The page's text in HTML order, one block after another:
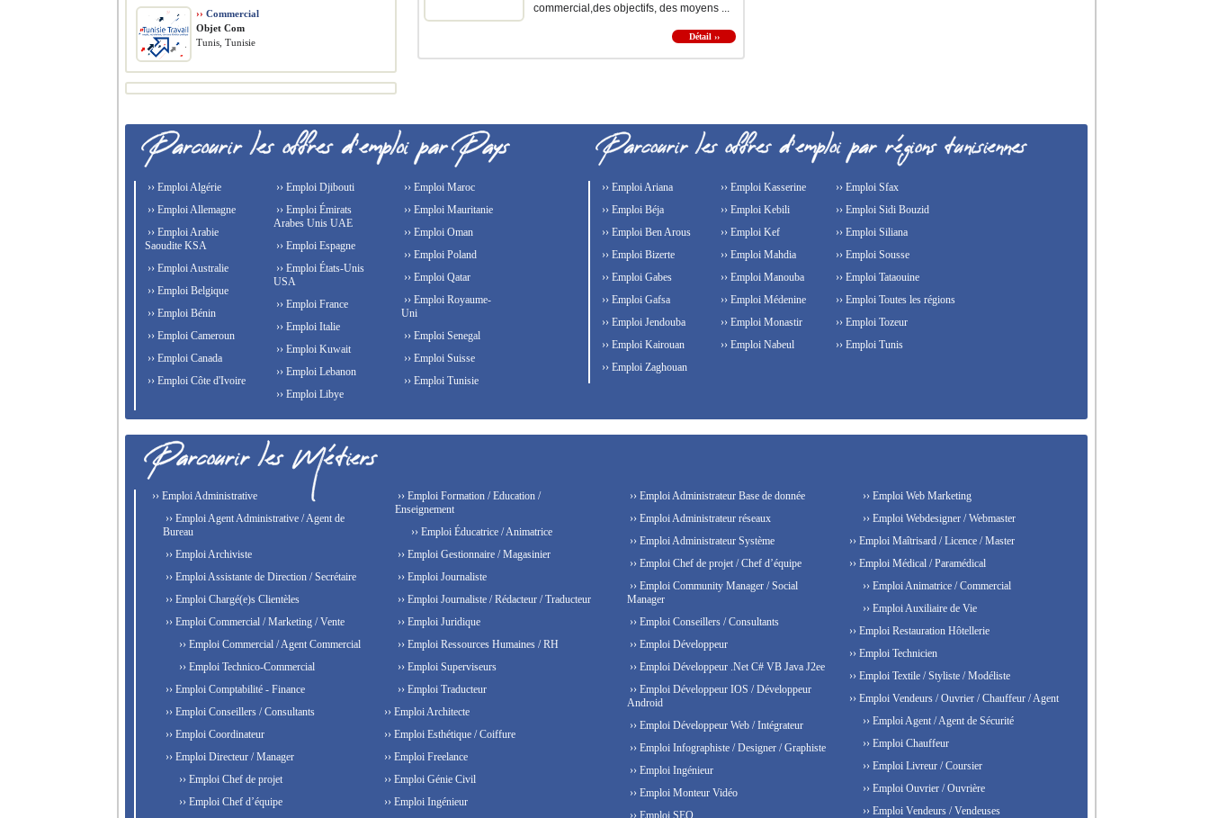
commercial,des objectifs, des moyens ...
Détail ››
›› Commercial
Objet Com
Tunis, Tunisie
›› Emploi Algérie
›› Emploi Allemagne
›› Emploi Arabie
Saoudite KSA
›› Emploi Australie
›› Emploi Belgique
›› Emploi Bénin
›› Emploi Cameroun
›› Emploi Canada
›› Emploi Côte d'Ivoire
›› Emploi Djibouti
›› Emploi Émirats
Arabes Unis UAE
›› Emploi Espagne
›› Emploi États-Unis
USA
›› Emploi France
›› Emploi Italie
›› Emploi Kuwait
›› Emploi Lebanon
›› Emploi Libye
›› Emploi Maroc
›› Emploi Mauritanie
›› Emploi Oman
›› Emploi Poland
›› Emploi Qatar
›› Emploi Royaume-
Uni
›› Emploi Senegal
›› Emploi Suisse
›› Emploi Tunisie
›› Emploi Ariana
›› Emploi Béja
›› Emploi Ben Arous
›› Emploi Bizerte
›› Emploi Gabes
›› Emploi Gafsa
›› Emploi Jendouba
›› Emploi Kairouan
›› Emploi Kasserine
›› Emploi Kebili
›› Emploi Kef
›› Emploi Mahdia
›› Emploi Manouba
›› Emploi Médenine
›› Emploi Monastir
›› Emploi Nabeul
›› Emploi Sfax
›› Emploi Sidi Bouzid
›› Emploi Siliana
›› Emploi Sousse
›› Emploi Tataouine
›› Emploi Toutes les régions
›› Emploi Tozeur
›› Emploi Tunis
›› Emploi Zaghouan
›› Emploi Administrative
›› Emploi Agent Administrative / Agent de
Bureau
›› Emploi Archiviste
›› Emploi Assistante de Direction / Secrétaire
›› Emploi Chargé(e)s Clientèles
›› Emploi Commercial / Marketing / Vente
›› Emploi Commercial / Agent Commercial
›› Emploi Technico-Commercial
›› Emploi Comptabilité - Finance
›› Emploi Conseillers / Consultants
›› Emploi Coordinateur
›› Emploi Directeur / Manager
›› Emploi Chef de projet
›› Emploi Chef d’équipe
›› Emploi Formation / Education /
Enseignement
›› Emploi Éducatrice / Animatrice
›› Emploi Gestionnaire / Magasinier
›› Emploi Journaliste
›› Emploi Journaliste / Rédacteur / Traducteur
›› Emploi Juridique
›› Emploi Ressources Humaines / RH
›› Emploi Superviseurs
›› Emploi Traducteur
›› Emploi Architecte
›› Emploi Esthétique / Coiffure
›› Emploi Freelance
›› Emploi Génie Civil
›› Emploi Ingénieur
›› Emploi Administrateur Base de donnée
›› Emploi Administrateur réseaux
›› Emploi Administrateur Système
›› Emploi Chef de projet / Chef d’équipe
›› Emploi Community Manager / Social
Manager
›› Emploi Conseillers / Consultants
›› Emploi Développeur
›› Emploi Développeur .Net C# VB Java J2ee
›› Emploi Développeur IOS / Développeur
Android
›› Emploi Développeur Web / Intégrateur
›› Emploi Infographiste / Designer / Graphiste
›› Emploi Ingénieur
›› Emploi Monteur Vidéo
›› Emploi SEO
›› Emploi Web Marketing
›› Emploi Webdesigner / Webmaster
›› Emploi Maîtrisard / Licence / Master
›› Emploi Médical / Paramédical
›› Emploi Animatrice / Commercial
›› Emploi Auxiliaire de Vie
›› Emploi Restauration Hôtellerie
›› Emploi Technicien
›› Emploi Textile / Styliste / Modéliste
›› Emploi Vendeurs / Ouvrier / Chauffeur / Agent
›› Emploi Agent / Agent de Sécurité
›› Emploi Chauffeur
›› Emploi Livreur / Coursier
›› Emploi Ouvrier / Ouvrière
›› Emploi Vendeurs / Vendeuses